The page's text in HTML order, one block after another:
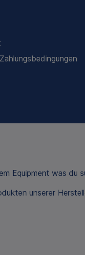
Equipment was du
unserer